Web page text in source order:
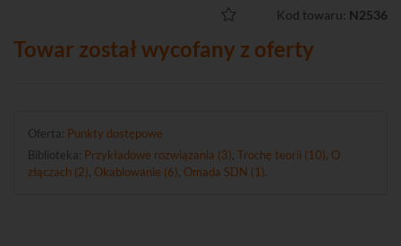
Kod towaru: N2536
Towar został wycofany z oferty
Oferta: Punkty dostępowe
Biblioteka: Przykładowe rozwiązania (3) Trochę teorii (10) O
złączach (2) Okablowanie (6) Omada SDN (1)